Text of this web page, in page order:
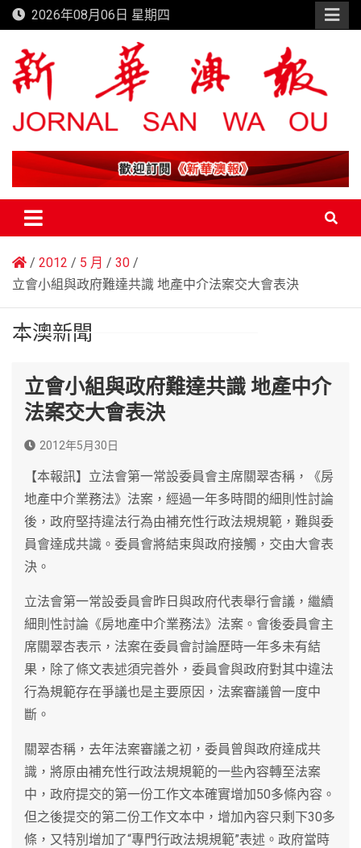
Skip
to
content
2026年08月06日 星期四
新華澳報
2012 5 月
30
立會小組與政府難達共識 地產中介法案交大會表決
本澳新聞
立會小組與政府難達共識 地產中介
法案交大會表決
2012年5月30日
【本報訊】立法會第一常設委員會主席關翠杏稱，《房
地產中介業務法》法案，經過一年多時間的細則性討論
後，政府堅持違法行為由補充性行政法規規範，難與委
員會達成共識。委員會將結束與政府接觸，交由大會表
決。
立法會第一常設委員會昨日與政府代表舉行會議，繼續
細則性討論《房地產中介業務法》法案。會後委員會主
席關翠杏表示，法案在委員會討論歷時一年多未有結
果，除了條文表述須完善外，委員會與政府對其中違法
行為規範存在爭議也是主要原因，法案審議曾一度中
斷。
關翠杏稱，去年法案審議之初，委員曾與政府達成共
識，將原由補充性行政法規規範的一些內容轉至法案
中，政府提交的第一份工作文本確實增加50多條內容。
但之後提交的第二份工作文本中，增加內容只剩下30多
條，又特別增加了“專門行政法規規範”表述。政府當時